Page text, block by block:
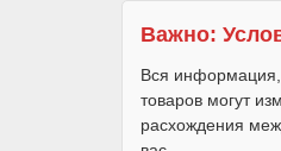
Важно:
Вся информация,
товаров могут
расхождения